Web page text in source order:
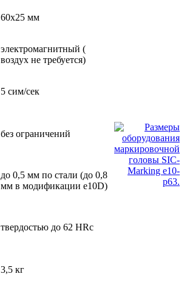
60х25 мм
электромагнитный (
воздух не требуется)
5 сим/сек
без ограничений
до 0,5 мм по стали (до 0,8
мм в модификации e10D)
твердостью до 62 HRc
3,5 кг